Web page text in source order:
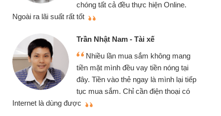
chóng tất cả đều thực hiện Online.
Ngoài ra lãi suất rất tốt
Trần Nhật Nam - Tài xế
Nhiều lần mua sắm không mang
tiền mặt mình đều vay tiền nóng tại
đây. Tiền vào thẻ ngay là mình lại tiếp
tục mua sắm. Chỉ cần điện thoại có
Internet là dùng được